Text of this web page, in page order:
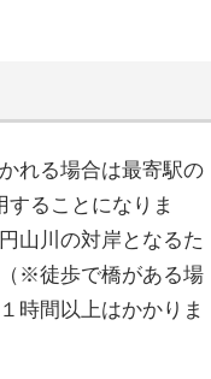
れる場合は最寄駅の
ることになりま
山川の対岸となるた
※徒歩で橋がある場
時間以上はかかりま